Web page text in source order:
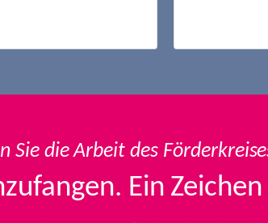
Sie die Arbeit des
Ein